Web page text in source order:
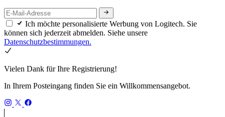
Ich möchte personalisierte Werbung von Logitech. Sie
können sich jederzeit abmelden. Siehe unsere
Datenschutzbestimmungen.
Vielen Dank für Ihre Registrierung!
In Ihrem Posteingang finden Sie ein Willkommensangebot.